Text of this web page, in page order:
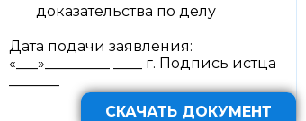
доказательства по делу
Дата подачи заявления:
«___»_________ ____ г. Подпись истца
СКАЧАТЬ ДОКУМЕНТ